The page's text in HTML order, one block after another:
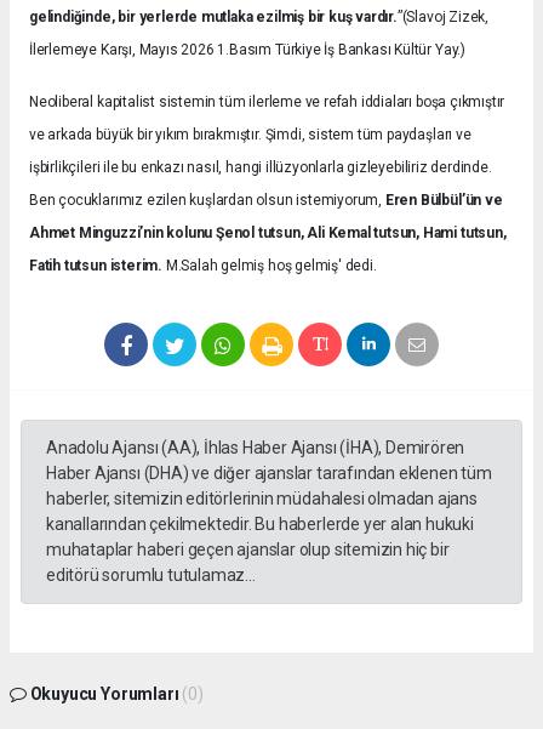
gelindiğinde, bir yerlerde mutlaka ezilmiş bir kuş vardır.”(Slavoj Zizek,
İlerlemeye Karşı, Mayıs 2026 1.Basım Türkiye İş Bankası Kültür Yay.)
Neoliberal kapitalist sistemin tüm ilerleme ve refah iddiaları boşa çıkmıştır
ve arkada büyük bir yıkım bırakmıştır. Şimdi, sistem tüm paydaşları ve
işbirlikçileri ile bu enkazı nasıl, hangi illüzyonlarla gizleyebiliriz derdinde.
Ben çocuklarımız ezilen kuşlardan olsun istemiyorum, Eren Bülbül’ün ve
Ahmet Minguzzi’nin kolunu Şenol tutsun, Ali Kemal tutsun, Hami tutsun,
Fatih tutsun isterim. M.Salah gelmiş hoş gelmiş' dedi.
Anadolu Ajansı (AA), İhlas Haber Ajansı (İHA), Demirören
Haber Ajansı (DHA) ve diğer ajanslar tarafından eklenen tüm
haberler, sitemizin editörlerinin müdahalesi olmadan ajans
kanallarından çekilmektedir. Bu haberlerde yer alan hukuki
muhataplar haberi geçen ajanslar olup sitemizin hiç bir
editörü sorumlu tutulamaz...
Okuyucu Yorumları (0)